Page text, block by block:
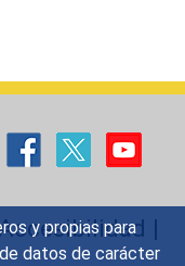
y propias para
datos de carácter
|